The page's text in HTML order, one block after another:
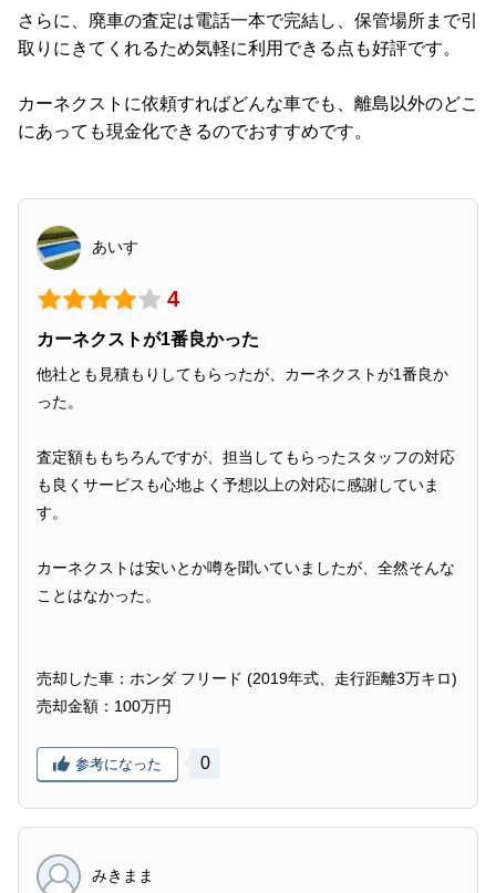
さらに、廃車の査定は電話一本で完結し、保管場所まで引
取りにきてくれるため気軽に利用できる点も好評です。
カーネクストに依頼すればどんな車でも、離島以外のどこ
にあっても現金化できるのでおすすめです。
あいす
4
カーネクストが1番良かった
他社とも見積もりしてもらったが、カーネクストが1番良か
った。
査定額ももちろんですが、担当してもらったスタッフの対応
も良くサービスも心地よく予想以上の対応に感謝していま
す。
カーネクストは安いとか噂を聞いていましたが、全然そんな
ことはなかった。
売却した車：ホンダ フリード (2019年式、走行距離3万キロ)
売却金額：100万円
参考になった 0
みきまま